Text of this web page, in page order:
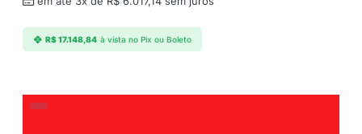
R$17.148,84 à vista no Pix ou Boleto